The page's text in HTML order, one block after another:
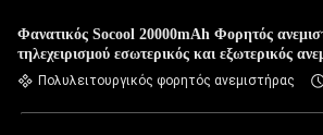
Φανατικός Socool 20000mAh Φορητός
τηλεχειρισμού εσωτερικός και εξωτερικός
κατασκήνωσης 9 τρόποι Τύπος-C Ρυθμίσιμος
τραπεζιού
Πολυλειτουργικός φορητός ανεμιστήρας